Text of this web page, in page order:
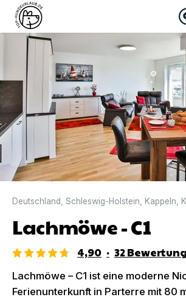
DIREKT BUCHBAR
Deutschland Schleswig-Holstein Kappeln
Lachmöwe - C1
4,90 · 32
Lachmöwe – C1 ist eine moderne
Ferienunterkunft in Parterre mit 80